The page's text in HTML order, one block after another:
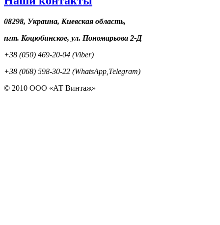
08298, Украина, Киевская область,
пгт. Коцюбинское, ул. Пономарьова 2-Д
+38 (050) 469-20-04 (Viber)
+38 (068) 598-30-22 (WhatsApp,Telegram)
© 2010 ООО «АТ Винтаж»